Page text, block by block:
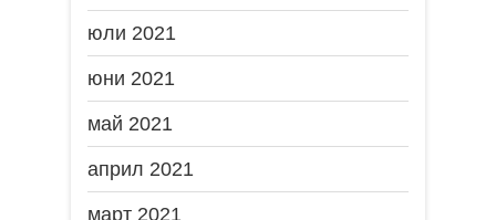
юли 2021
юни 2021
май 2021
април 2021
март 2021